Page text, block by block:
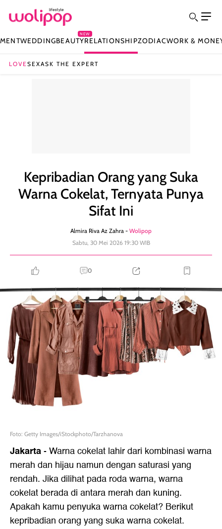
WEDDINGBEAUTY
NEW
RELATIONSHIPZODIACWORK &
LOVESEXASK THE EXPERT
Kepribadian Orang yang Suka
Warna Cokelat, Ternyata Punya
Sifat Ini
Almira Riva Az Zahra - Wolipop
Sabtu, 30 Mei 2026 19:30 WIB
0
Foto: Getty Images/iStockphoto/Tarzhanova
Jakarta-Warna cokelat lahir dari kombinasi warna
merah dan hijau namun dengan saturasi yang
rendah. Jika dilihat pada roda warna, warna
cokelat berada di antara merah dan kuning.
Apakah kamu penyuka warna cokelat? Berikut
kepribadian orang yang suka warna cokelat.